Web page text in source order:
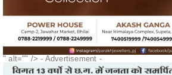
" alt="" />- Advertisement -